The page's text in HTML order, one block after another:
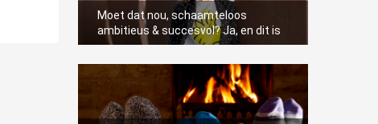
Moet dat nou, schaamteloos
ambitieus & succesvol? Ja, en dit is
waarom!